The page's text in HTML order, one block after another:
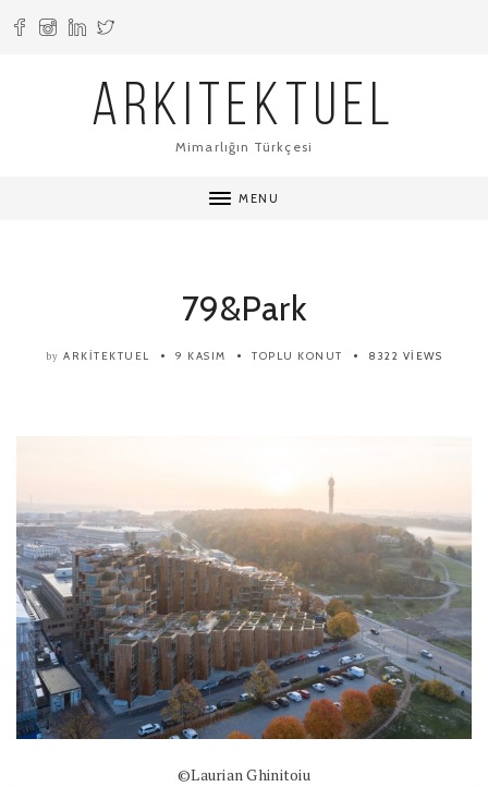
ARKITEKTUEL
Mimarlığın Türkçesi
MENU
79&Park
by ARKITEKTUEL 9 KASIM TOPLU KONUT 8322 VIEWS
©Laurian Ghinitoiu